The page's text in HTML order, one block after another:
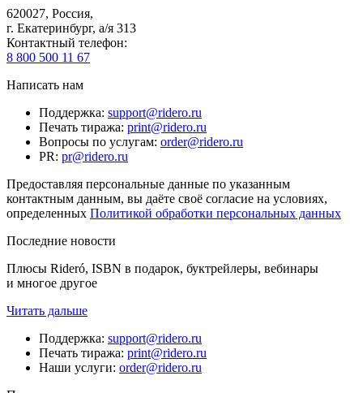
620027, Россия,
г. Екатеринбург, а/я 313
Контактный телефон:
8 800 500 11 67
Написать нам
Поддержка: support@ridero.ru
Печать тиража: print@ridero.ru
Вопросы по услугам: order@ridero.ru
PR: pr@ridero.ru
Предоставляя персональные данные по указанным
контактным данным, вы даёте своё согласие на условиях,
определенных Политикой обработки персональных данных
Последние новости
Плюсы Rideró, ISBN в подарок, буктрейлеры, вебинары
и многое другое
Читать дальше
Поддержка: support@ridero.ru
Печать тиража: print@ridero.ru
Наши услуги: order@ridero.ru